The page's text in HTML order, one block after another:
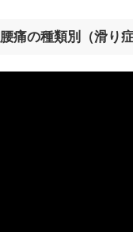
腰痛の種類別（滑り